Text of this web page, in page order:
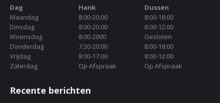
Dag Hank
Dussen
Maandag
8:00-20:00
8:00-18:00
Dinsdag
8:00-20:00
8:00-12:00
Woensdag
8:00-2000
Gesloten
Donderdag
7:30-20:00
8:00-18:00
Vrijdag
8:00-17:00
8:00-12:00
Zaterdag
Op Afspraak Op Afspraak
Recente berichten